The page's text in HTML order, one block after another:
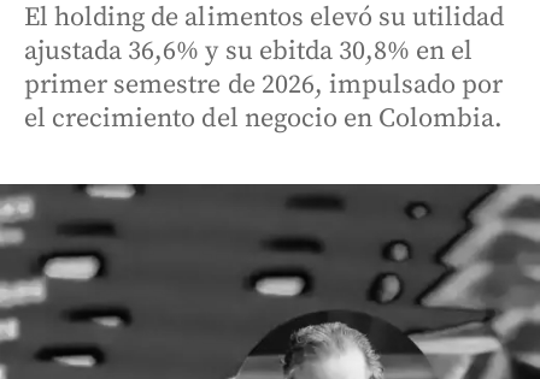
El holding de alimentos elevó su utilidad
ajustada 36,6% y su ebitda 30,8% en el
primer semestre de 2026, impulsado por
el crecimiento del negocio en Colombia.